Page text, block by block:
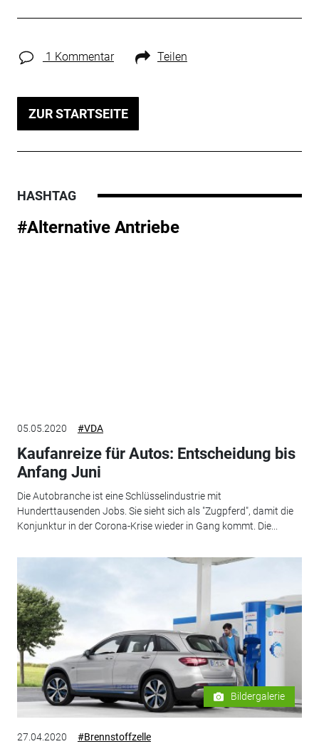
1 Kommentar Teilen
ZUR STARTSEITE
HASHTAG
#Alternative Antriebe
05.05.2020 #VDA
Kaufanreize für Autos: Entscheidung bis
Anfang Juni
Die Autobranche ist eine Schlüsselindustrie mit
Hunderttausenden Jobs. Sie sieht sich als "Zugpferd", damit die
Konjunktur in der Corona-Krise wieder in Gang kommt. Die...
Bildergalerie
27.04.2020 #Brennstoffzelle